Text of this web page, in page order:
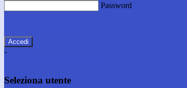
Password
-
Seleziona utente